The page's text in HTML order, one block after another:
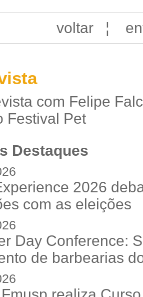
voltar¦
com Felipe
Festival Pet
Destaques
2026
com as eleições
Day Conference:
de barbearias